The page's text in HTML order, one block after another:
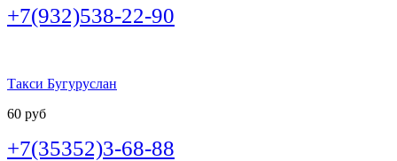
+7(932)538-22-90
Такси Бугуруслан
60 руб
+7(35352)3-68-88